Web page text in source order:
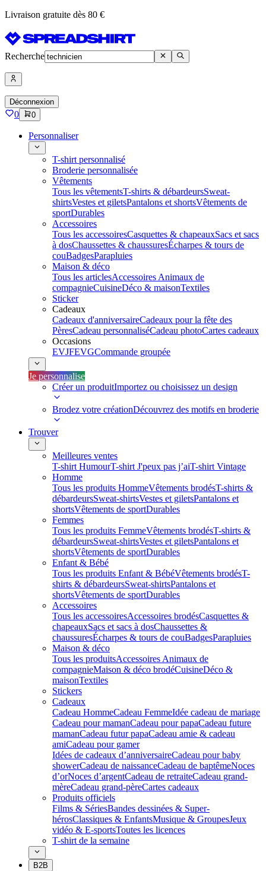
Livraison gratuite dès 80 €
Recherche
Déconnexion
0 0
Personnaliser
T-shirt personnalisé
Broderie personnalisée
Vêtements
Tous les vêtementsT-shirts & débardeursSweat-
shirtsVestes et giletsPantalons et shortsVêtements de
sportDurables
Accessoires
Tous les accessoiresCasquettes & chapeauxSacs et sacs
à dosChaussettes & chaussuresÉcharpes & tours de
couBadgesParapluies
Maison & déco
Tous les articlesAccessoires Animaux de
compagnieCuisineDéco & maisonTextiles
Sticker
Cadeaux
Cadeaux d'anniversaireCadeaux pour la fête des
PèresCadeau personnaliséCadeau photoCartes cadeaux
Occasions
EVJFEVGCommande groupée
Je personnalise
Créer un produitImportez ou choisissez un design
Brodez votre créationDécouvrez des motifs en broderie
Trouver
Meilleures ventes
T-shirt HumourT-shirt J'peux pas j’aiT-shirt Vintage
Homme
Tous les produits HommeVêtements brodésT-shirts &
débardeursSweat-shirtsVestes et giletsPantalons et
shortsVêtements de sportDurables
Femmes
Tous les produits FemmeVêtements brodésT-shirts &
débardeursSweat-shirtsVestes et giletsPantalons et
shortsVêtements de sportDurables
Enfant & Bébé
Tous les produits Enfant & BébéVêtements brodésT-
shirts & débardeursSweat-shirtsPantalons et
shortsVêtements de sportDurables
Accessoires
Tous les accessoiresAccessoires brodésCasquettes &
chapeauxSacs et sacs à dosChaussettes &
chaussuresÉcharpes & tours de couBadgesParapluies
Maison & déco
Tous les produitsAccessoires Animaux de
compagnieMaison & déco brodéCuisineDéco &
maisonTextiles
Stickers
Cadeaux
Cadeau HommeCadeau FemmeIdée cadeau de mariage​
Cadeau pour mamanCadeau pour papaCadeau future
mamanCadeau futur papaCadeau amie & cadeau
amiCadeau pour gamer
Idées de cadeaux d’anniversaireCadeau pour baby
showerCadeau de naissanceCadeau de baptêmeNoces
d’orNoces d’argentCadeau de retraiteCadeau grand-
mèreCadeau grand-pèreCartes cadeaux
Produits officiels
Films & SériesBandes dessinées & Super-
hérosClassiques & EnfantsMusique & GroupesJeux
vidéo & E-sportsToutes les licences
T-shirt de la semaine
B2B